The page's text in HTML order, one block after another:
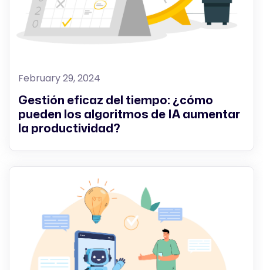
February 29, 2024
Gestión eficaz del tiempo: ¿cómo
pueden los algoritmos de IA aumentar
la productividad?